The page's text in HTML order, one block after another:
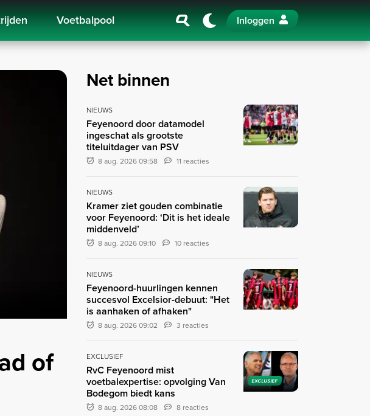
Voetbalpool Inloggen
of
Net binnen
NIEUWS
Feyenoord door datamodel
ingeschat als grootste
titeluitdager van PSV
8 aug. 2026 09:58 11 reacties
NIEUWS
Kramer ziet gouden combinatie
voor Feyenoord: ‘Dit is het ideale
middenveld’
8 aug. 2026 09:10 10 reacties
NIEUWS
Feyenoord-huurlingen kennen
succesvol Excelsior-debuut: "Het
is aanhaken of afhaken"
8 aug. 2026 09:02 3 reacties
EXCLUSIEF
EXCLUSIEF
RvC Feyenoord mist
voetbalexpertise: opvolging Van
Bodegom biedt kans
8 aug. 2026 08:08 8 reacties